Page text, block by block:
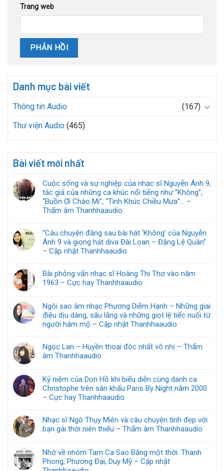
Trang web
Danh mục bài viết
Thông tin Audio
(167)
Thư viện Audio (465)
Bài viết mới nhất
Cuộc sống và sự nghiệp của nhạc sĩ Nguyễn Ánh 9,
tác giả của những ca khúc nổi tiếng như “Không”,
“Buồn Ơi Chào Mi”, “Tình Khúc Chiều Mưa”… –
Thẩm âm Thanhhaaudio
“Câu chuyện đằng sau bài hát ‘Không’ của Nguyễn
Ánh 9 và giọng hát diva Đài Loan – Đặng Lệ Quân”
– Cập nhật Thanhhaaudio
Bài phỏng vấn nhạc sĩ Hoàng Thi Thơ vào năm
1963 – Cực hay Thanhhaaudio
Ngôi sao âm nhạc Phương Diễm Hạnh – Những giai
điệu dịu dàng, sâu lắng và những giọt lệ tiếc nuối từ
người hâm mộ – Cập nhật Thanhhaaudio
Ngọc Lan – Huyền thoại độc nhất vô nhị – Thẩm
âm Thanhhaaudio
Kỷ niệm của Don Hồ khi biểu diễn cùng danh ca
Christophe trên sân khấu Paris By Night năm 2000
– Cực hay Thanhhaaudio
Nhạc sĩ Ngô Thụy Miên và câu chuyện tình đẹp với
bạn gái thời niên thiếu – Thẩm âm Thanhhaaudio
Nhớ về nhóm Tam Ca Sao Băng một thời: Thanh
Phong, Phương Đại, Duy Mỹ – Cập nhật